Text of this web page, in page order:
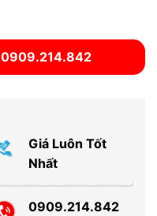
0909.214.842
Giá Luôn Tốt
Nhất
0909.214.842